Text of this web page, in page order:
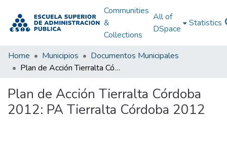
Communities
&
Collections
All of
DSpace
Statistics
Home Municipios
Documentos Municipales
Plan de Acción Tierralta Córdoba 2012: PA Tierralta Córdoba 2012
Plan de Acción Tierralta Córdoba
2012: PA Tierralta Córdoba 2012